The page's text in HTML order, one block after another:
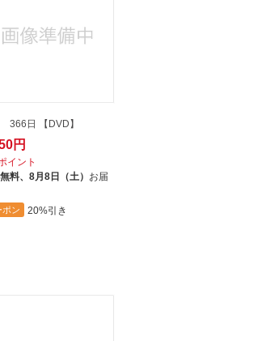
366日 【DVD】
円
イント
料、 8月8日（土） お届
ポン 20%引き